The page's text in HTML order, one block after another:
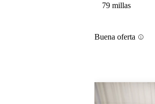
79 millas
Buena oferta